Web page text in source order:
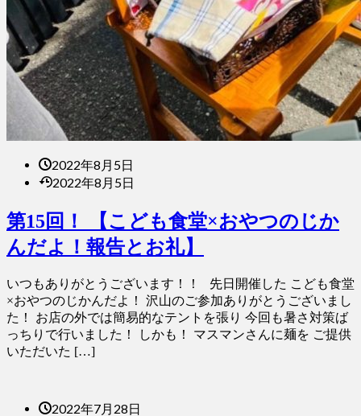
2022年8月5日
2022年8月5日
第15回！ 【こども食堂×おやつのじか
んだよ！報告とお礼】
いつもありがとうございます！！ 先日開催した こども食堂
×おやつのじかんだよ！ 沢山のご参加ありがとうございまし
た！ お店の外では簡易的なテントを張り 今回も暑さ対策ば
っちりで行いました！ しかも！ マスマンさんに麺を ご提供
いただいた […]
2022年7月28日